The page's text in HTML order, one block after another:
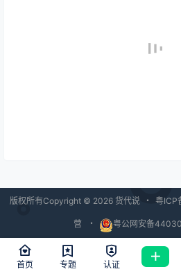
版权所有Copyright © 2026货代说 ・ 粤ICP
营 ・
粤公网安备
查询 40 次，耗时
首页
专题 认证